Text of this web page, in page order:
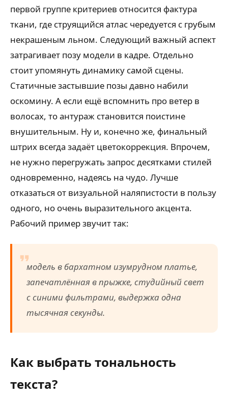
первой группе критериев относится фактура
ткани, где струящийся атлас чередуется с грубым
некрашеным льном. Следующий важный аспект
затрагивает позу модели в кадре. Отдельно
стоит упомянуть динамику самой сцены.
Статичные застывшие позы давно набили
оскомину. А если ещё вспомнить про ветер в
волосах, то антураж становится поистине
внушительным. Ну и, конечно же, финальный
штрих всегда задаёт цветокоррекция. Впрочем,
не нужно перегружать запрос десятками стилей
одновременно, надеясь на чудо. Лучше
отказаться от визуальной наляпистости в пользу
одного, но очень выразительного акцента.
Рабочий пример звучит так:
модель в бархатном изумрудном платье,
запечатлённая в прыжке, студийный свет
с синими фильтрами, выдержка одна
тысячная секунды.
Как выбрать тональность
текста?